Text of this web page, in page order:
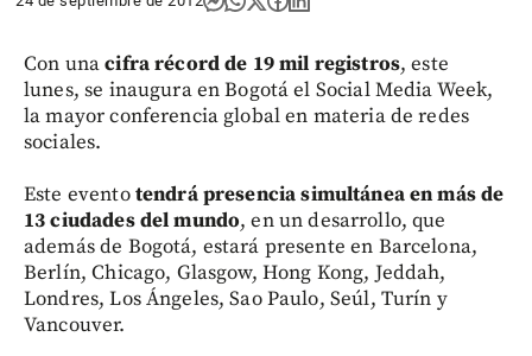
Con unacifra récord de 19 mil registros, este
lunes, se inaugura en Bogotá el Social Media Week,
la mayor conferencia global en materia de redes
sociales.
Este eventotendrá presencia simultánea en más de
13 ciudades del mundo, en un desarrollo, que
además de Bogotá, estará presente en Barcelona,
Berlín, Chicago, Glasgow, Hong Kong, Jeddah,
Londres, Los Ángeles, Sao Paulo, Seúl, Turín y
Vancouver.